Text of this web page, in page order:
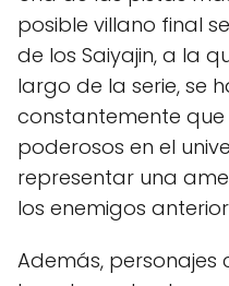
posible villano final
de los Saiyajin, a la
largo de la serie, se
constantemente que
poderosos en el
representar una
los enemigos
Además, personajes